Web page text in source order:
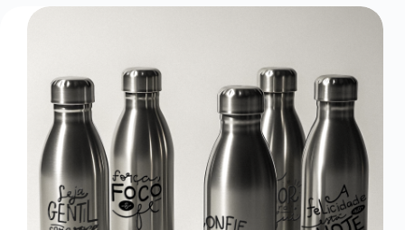
Elementos
Design
Gráfico
Perfeito